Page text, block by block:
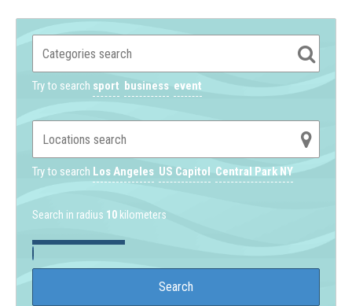
Try to search sport business event
Try to search Los Angeles US Capitol Central Park NY
Search in radius 10 kilometers